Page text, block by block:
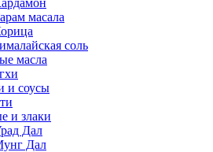
масала
соль
масла
и соусы
и злаки
Дал
Дал